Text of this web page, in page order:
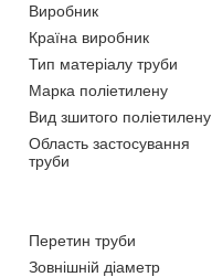
Виробник
Країна виробник
Тип матеріалу труби
Марка поліетилену
Вид зшитого поліетилену
Область застосування
труби
Перетин труби
Зовнішній діаметр